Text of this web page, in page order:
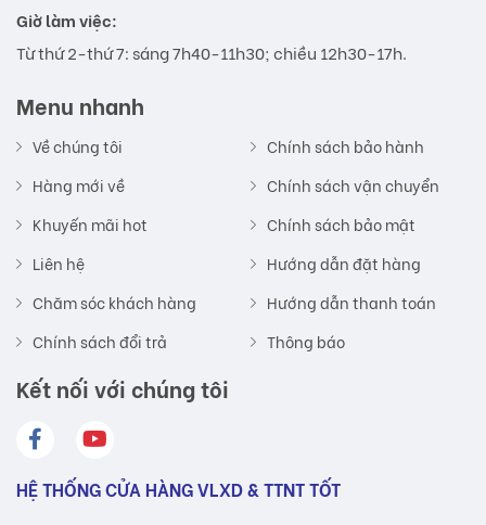
Giờ làm việc:
Từ thứ 2-thứ 7: sáng 7h40-11h30; chiều 12h30-17h.
Menu nhanh
Về chúng tôi
Hàng mới về
Khuyến mãi hot
Liên hệ
Chăm sóc khách hàng
Chính sách đổi trả
Chính sách bảo hành
Chính sách vận chuyển
Chính sách bảo mật
Hướng dẫn đặt hàng
Hướng dẫn thanh toán
Thông báo
Kết nối với chúng tôi
HỆ THỐNG CỬA HÀNG VLXD & TTNT TỐT